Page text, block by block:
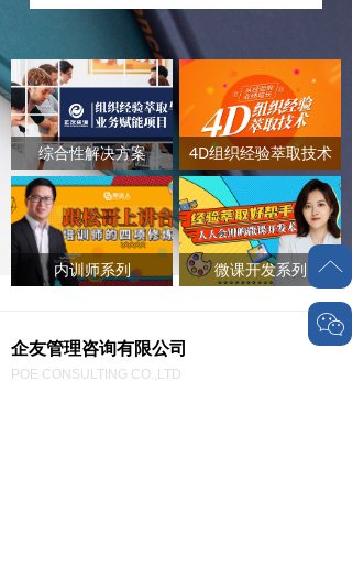
综合性解决方案 4D组织经验萃取技术
内训师系列 微课开发系列
企友管理咨询有限公司
ꂁ
ꀤ
POE CONSULTING CO.,LTD